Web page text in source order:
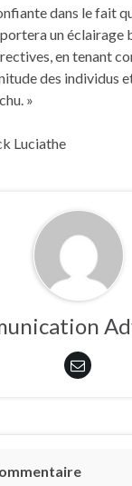
dans le fait
un éclairage
en tenant
des individus
»
Luciathe